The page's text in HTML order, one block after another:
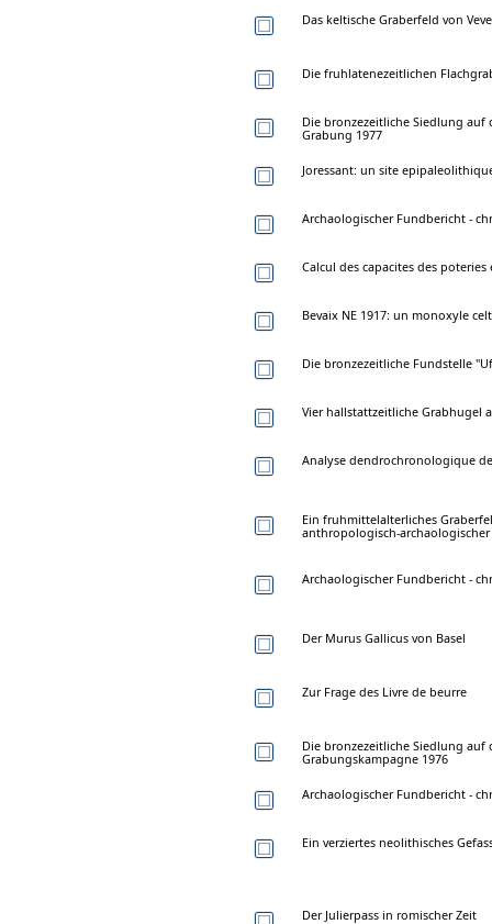
Das keltische Graberfeld von
Die fruhlatenezeitlichen
Die bronzezeitliche Siedlung auf
Grabung 1977
Joressant: un site
Archaologischer Fundbericht -
Calcul des capacites des
Bevaix NE 1917: un monoxyle
Die bronzezeitliche Fundstelle
Vier hallstattzeitliche Grabhugel
Analyse dendrochronologique
Ein fruhmittelalterliches
anthropologisch-
Archaologischer Fundbericht -
Der Murus Gallicus von Basel
Zur Frage des Livre de beurre
Die bronzezeitliche Siedlung auf
Grabungskampagne 1976
Archaologischer Fundbericht -
Ein verziertes neolithisches
Der Julierpass in romischer Zeit